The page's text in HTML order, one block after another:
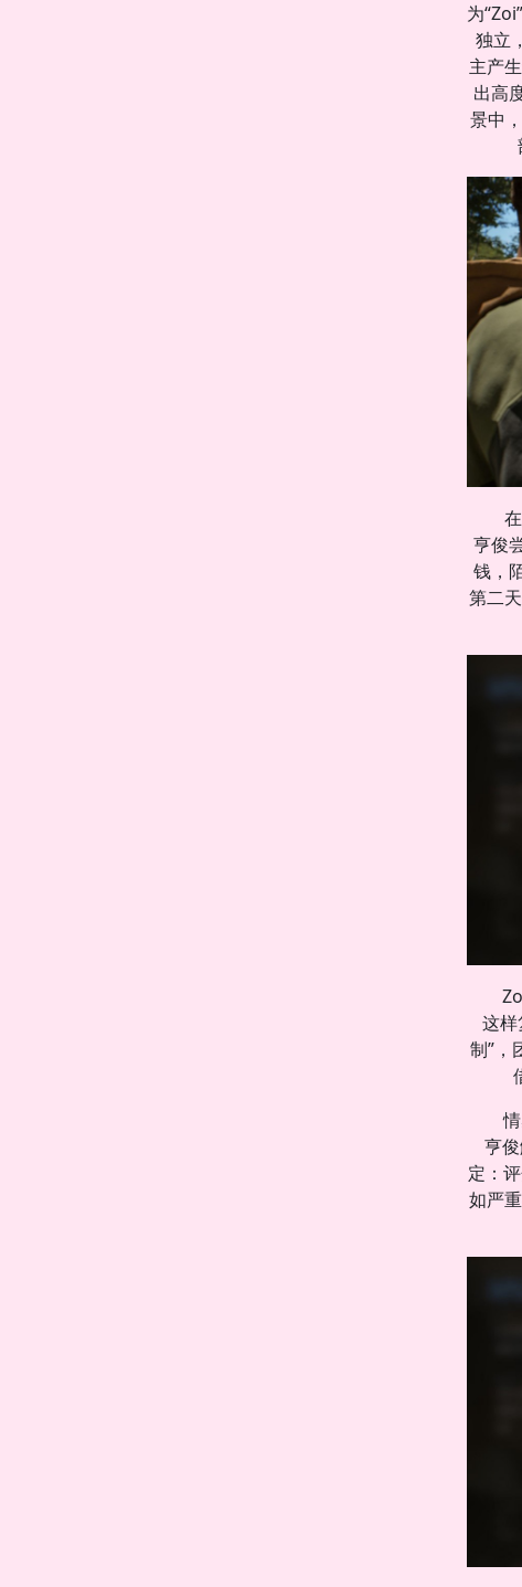
为
独立
主产
出高
景中
亨俊
钱，
第二
这样
制”，
亨
定：
如严